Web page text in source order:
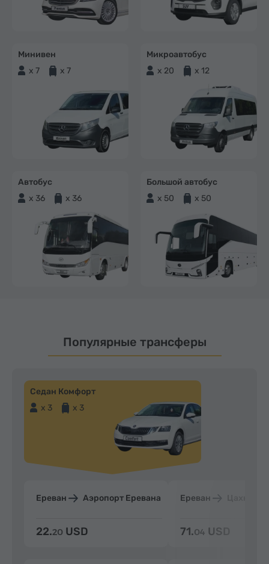
Минивен
x 7
x 7
Микроавтобус
x 20
x 12
Автобус
x 36
x 36
Большой автобус
x 50
x 50
Популярные трансферы
Седан Комфорт
x 3
x 3
Ереван Аэропорт Еревана
22.20 USD
Ереван
71.04 USD